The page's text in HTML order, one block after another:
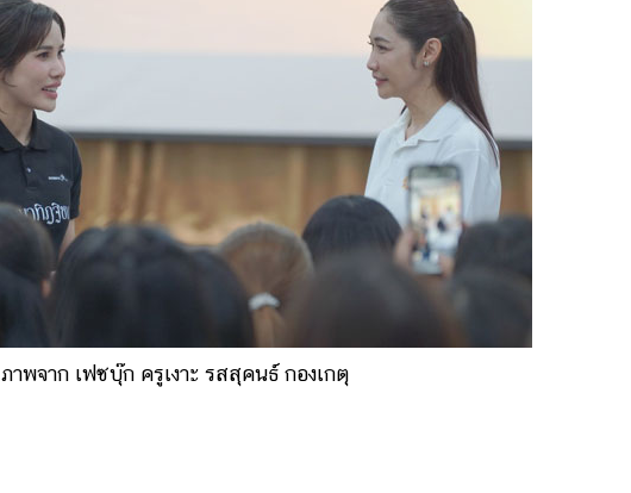
ภาพจาก เฟซบุ๊ก ครูเงาะ รสสุคนธ์ กองเกตุ